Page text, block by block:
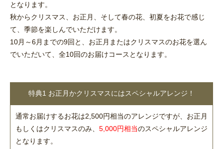
となります。
秋からクリスマス、お正月、そして春の花、初夏をお花で感じ
て、季節を楽しんでいただけます。
10月～6月までの9回と、お正月またはクリスマスのお花を選ん
でいただいて、全10回のお届けコースとなります。
特典1 お正月かクリスマスにはスペシャルアレンジ！
通常お届けするお花は2,500円相当のアレンジですが、お正月
もしくはクリスマスのみ、 5,000円相当のスペシャルアレンジ
となります。